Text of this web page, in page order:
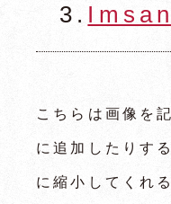
3.
こちらは画像を
に追加したりす
に縮小してくれ